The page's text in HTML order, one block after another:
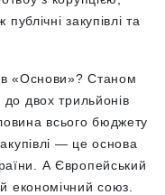
закупівлі та
в «Основи»? Станом
двох трильйонів
всього бюджету
— це основа
А Європейський
й економічний союз.